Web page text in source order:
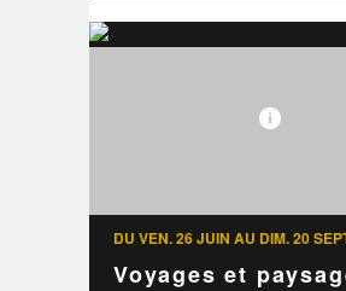
DU VEN. 26 JUIN AU DIM. 20
Voyages et